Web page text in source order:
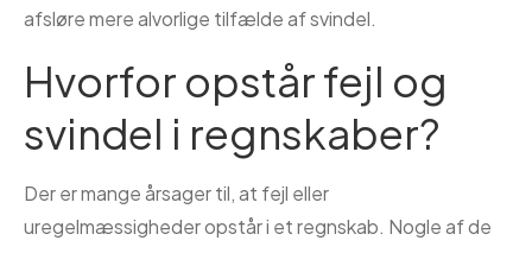
afsløre mere alvorlige tilfælde af svindel.
Hvorfor opstår fejl og
svindel i regnskaber?
Der er mange årsager til, at fejl eller
uregelmæssigheder opstår i et regnskab. Nogle af de